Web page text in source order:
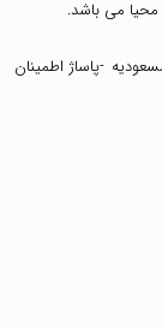
می باشد.
-پاساژ اطمینان